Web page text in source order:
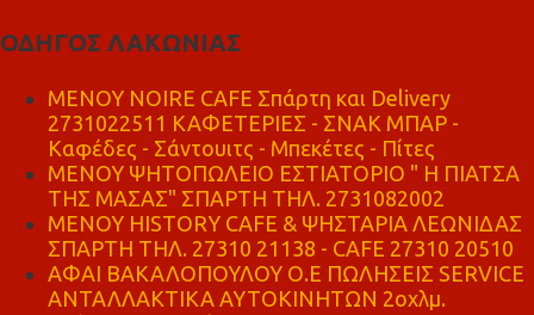
ΟΔΗΓΟΣ ΛΑΚΩΝΙΑΣ
MENOY NOIRE CAFE Σπάρτη και Delivery
2731022511 ΚΑΦΕΤΕΡΙΕΣ - ΣΝΑΚ ΜΠΑΡ -
Καφέδες - Σάντουιτς - Μπεκέτες - Πίτες
ΜΕΝΟΥ ΨΗΤΟΠΩΛΕΙΟ ΕΣΤΙΑΤΟΡΙΟ " Η ΠΙΑΤΣΑ
ΤΗΣ ΜΑΣΑΣ" ΣΠΑΡΤΗ ΤΗΛ. 2731082002
ΜΕΝΟΥ HISTORY CAFE & ΨΗΣΤΑΡΙΑ ΛΕΩΝΙΔΑΣ
ΣΠΑΡΤΗ ΤΗΛ. 27310 21138 - CAFE 27310 20510
ΑΦΑΙ ΒΑΚΑΛΟΠΟΥΛΟΥ Ο.Ε ΠΩΛΗΣΕΙΣ SERVICE
ΑΝΤΑΛΛΑΚΤΙΚΑ ΑΥΤΟΚΙΝΗΤΩΝ 2οχλμ.